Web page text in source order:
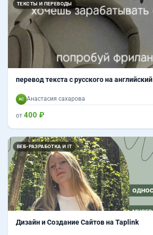
ТЕКСТЫ И ПЕРЕВОДЫ
перевод текста с русского на английский
Анастасия сахарова
от 400 ₽
ВЕБ-РАЗРАБОТКА И IT
Дизайн и Создание Сайтов на Taplink